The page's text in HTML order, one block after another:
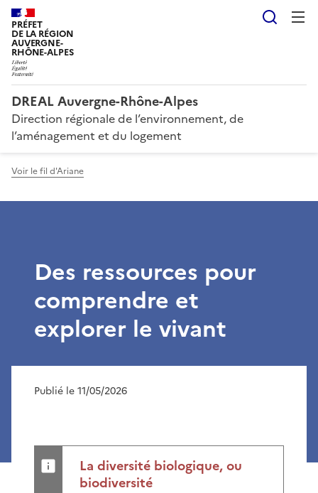
PRÉFET
DE LA RÉGION
AUVERGNE-
RHÔNE-ALPES
DREAL Auvergne-Rhône-Alpes
Direction régionale de l’environnement, de
l’aménagement et du logement
Voir le fil d'Ariane
Des ressources pour
comprendre et
explorer le vivant
Publié le 11/05/2026
La diversité biologique, ou
biodiversité